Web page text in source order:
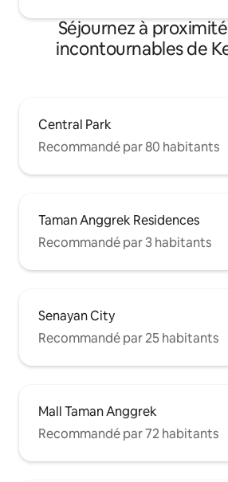
Séjournez à
incontournables de
Central Park
Recommandé par 80 habitants
Taman Anggrek Residences
Recommandé par 3 habitants
Senayan City
Recommandé par 25 habitants
Mall Taman Anggrek
Recommandé par 72 habitants